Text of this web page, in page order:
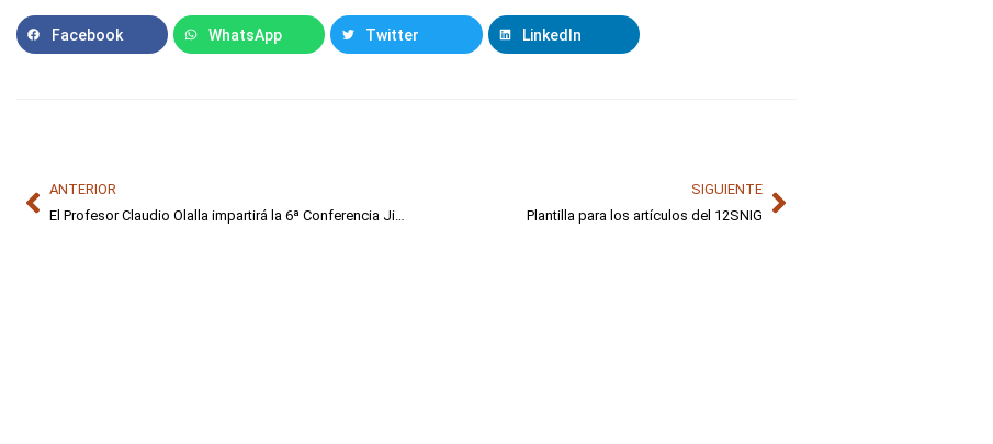
Facebook WhatsApp Twitter LinkedIn
ANTERIOR
El Profesor Claudio Olalla impartirá la 6ª Conferencia Jiménez Salas
SIGUIENTE
Plantilla para los artículos del 12SNIG